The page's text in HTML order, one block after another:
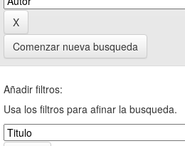
Comenzar nueva busqueda
Añadir filtros:
Usa los filtros para afinar la busqueda.